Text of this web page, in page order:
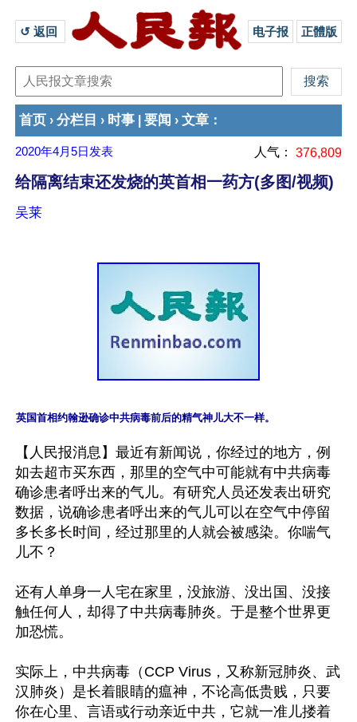
↺ 返回 电子报 正體版
首页 › 分栏目 › 时事 要闻 › 文章 ：
2020年4月5日 发表 人气： 376,809
给隔离结束还发烧的英首相一药方(多图/视频)
吴莱
英国首相约翰逊确诊中共病毒前后的精气神儿大不一样。
【人民报消息】最近有新闻说，你经过的地方，例
如去超市买东西，那里的空气中可能就有中共病毒
确诊患者呼出来的气儿。有研究人员还发表出研究
数据，说确诊患者呼出来的气儿可以在空气中停留
多长多长时间，经过那里的人就会被感染。你喘气
儿不？
还有人单身一人宅在家里，没旅游、没出国、没接
触任何人，却得了中共病毒肺炎。于是整个世界更
加恐慌。
实际上，中共病毒（CCP Virus，又称新冠肺炎、武
汉肺炎）是长着眼睛的瘟神，不论高低贵贱，只要
你在心里、言语或行动亲近中共，它就一准儿搂着